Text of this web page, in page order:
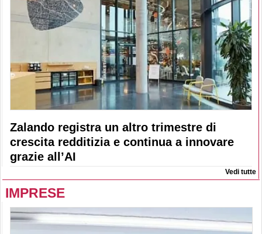
Zalando registra un altro trimestre di
crescita redditizia e continua a innovare
grazie all’AI
Vedi tutte
IMPRESE